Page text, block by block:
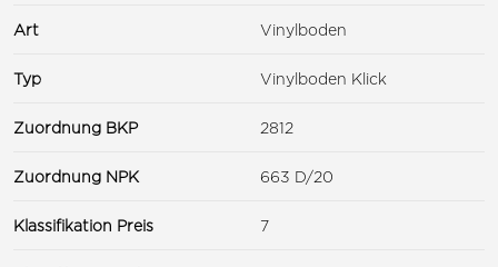
Art Vinylboden
Typ Vinylboden Klick
Zuordnung BKP 2812
Zuordnung NPK 663 D/20
Klassifikation Preis 7